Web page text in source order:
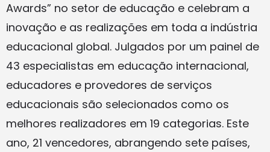
Awards” no setor de educação e celebram a
inovação e as realizações em toda a indústria
educacional global. Julgados por um painel de
43 especialistas em educação internacional,
educadores e provedores de serviços
educacionais são selecionados como os
melhores realizadores em 19 categorias. Este
ano, 21 vencedores, abrangendo sete países,